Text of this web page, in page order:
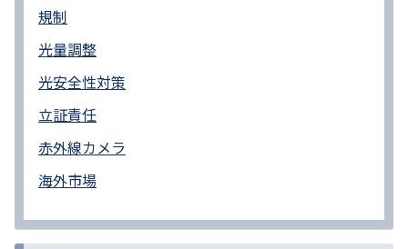
規制
光量調整
光安全性対策
立証責任
赤外線カメラ
海外市場